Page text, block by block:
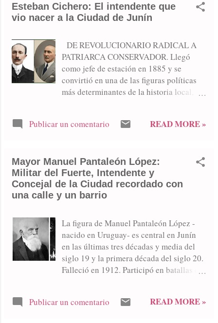
Esteban Cichero: El intendente que
vio nacer a la Ciudad de Junín
DE REVOLUCIONARIO RADICAL A
PATRIARCA CONSERVADOR. Llegó
como jefe de estación en 1885 y se
convirtió en una de las figuras políticas
más determinantes de la historia local,
Fundador de la UCR local y protagonista
conservadoras. Bajo sus mandatos se
inauguró el Palacio Municipal y Junín
dejó de ser pueblo para obtener el título
de ciudad. Si hubo un hombre cuya
transformaciones de Junín en el cambio
del siglo XIX al XX, ese fue Esteban
Vicente Cichero. Su nombre no solo
figura en una de las calles que hoy
atraviesa los barrios Libertad y San
Cayetano, sino que está impreso en los
local. Según detalla el Dr. Pablo Petraglia
Publicar un comentario READ MORE »
Mayor Manuel Pantaleón López:
Militar del Fuerte, Intendente y
Concejal de la Ciudad recordado con
una calle y un barrio
La figura de Manuel Pantaleón López -
nacido en Uruguay- es central en Junín
en las últimas tres décadas y media del
siglo 19 y la primera década del siglo 20.
Falleció en 1912. Participó en batallas de
presidente del Club Social. Fue
Publicar un comentario READ MORE »